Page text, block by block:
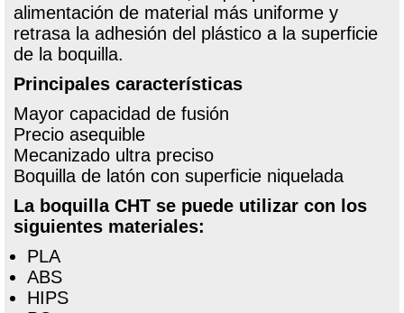
alimentación de material más uniforme y
retrasa la adhesión del plástico a la superficie
de la boquilla.
Principales características
Mayor capacidad de fusión
Precio asequible
Mecanizado ultra preciso
Boquilla de latón con superficie niquelada
La boquilla CHT se puede utilizar con los
siguientes materiales:
PLA
ABS
HIPS